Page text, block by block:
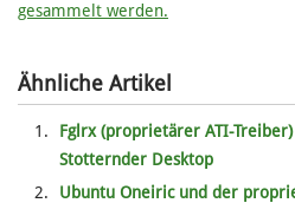
gesammelt werden.
Ähnliche Artikel
Fglrx (proprietärer ATI-
Stotternder Desktop
Ubuntu Oneiric und der